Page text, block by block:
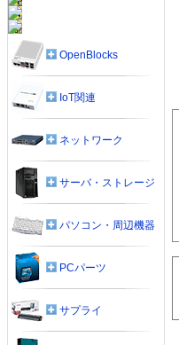
OpenBlocks
IoT関連
ネットワーク
サーバ・ストレージ
パソコン・周辺機器
PCパーツ
サプライ